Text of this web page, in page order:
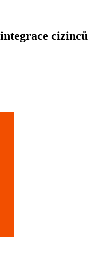
cizinců